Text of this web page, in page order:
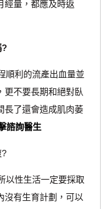
經量，都應及時返
?
利的流產出血量並
更不要長期和絕對臥
長了還會造成肌肉萎
諮詢醫生
性生活一定要採取
沒有生育計劃，可以